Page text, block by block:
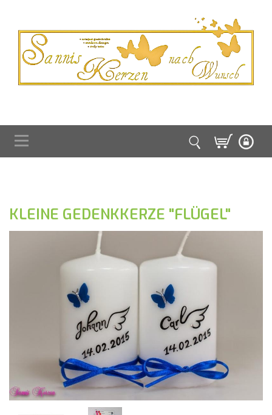
KLEINE GEDENKKERZE "FLÜGEL"